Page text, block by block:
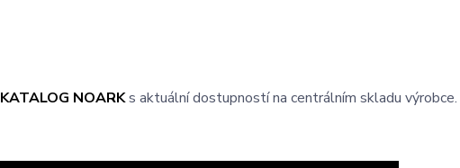
KATALOG NOARKs aktuální dostupností na centrálním skladu výrobce.